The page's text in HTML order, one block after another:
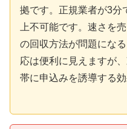
拠です。正規業者が3分
上不可能です。速さを
の回収方法が問題にな
応は便利に見えますが
帯に申込みを誘導する効